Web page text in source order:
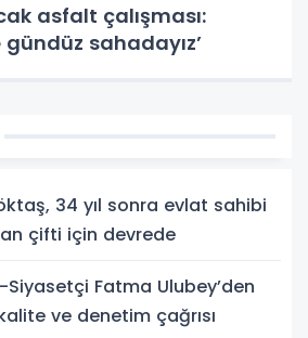
asfalt çalışması:
gündüz sahadayız’
34 yıl sonra evlat sahibi
çifti için devrede
Fatma Ulubey’den
ve denetim çağrısı